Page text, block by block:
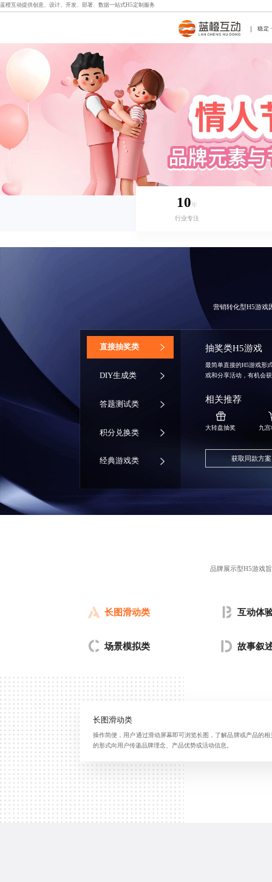
蓝橙互动提供创意、设计、开发、部署、数据一站式H5定制 服务
稳定
10年
行业专注
营销转化型H5游戏
‌直接抽奖类
DIY生成类
答题测试类
积分兑换类
经典游戏类
抽奖类H5游戏
最简单直接的H5游戏形
戏和分享活动，有机会
相关推荐
大转盘抽奖 九
获取同款方案
品牌展示型H5游戏
长图滑动类 互动体
场景模拟类 故事叙
长图滑动类
操作简便，用户通过滑动屏幕即可浏览长图，了解品牌或产品的
的形式向用户传递品牌理念、产品优势或活动信息。